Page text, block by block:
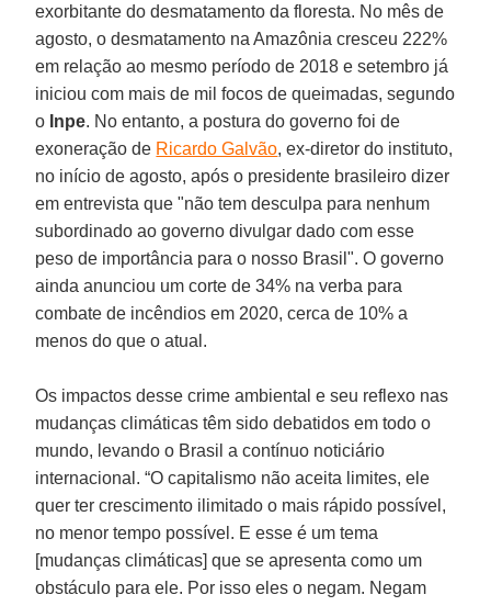
exorbitante do desmatamento da floresta. No mês de
agosto, o desmatamento na Amazônia cresceu 222%
em relação ao mesmo período de 2018 e setembro já
iniciou com mais de mil focos de queimadas, segundo
o Inpe. No entanto, a postura do governo foi de
exoneração de Ricardo Galvão, ex-diretor do instituto,
no início de agosto, após o presidente brasileiro dizer
em entrevista que "não tem desculpa para nenhum
subordinado ao governo divulgar dado com esse
peso de importância para o nosso Brasil". O governo
ainda anunciou um corte de 34% na verba para
combate de incêndios em 2020, cerca de 10% a
menos do que o atual.
Os impactos desse crime ambiental e seu reflexo nas
mudanças climáticas têm sido debatidos em todo o
mundo, levando o Brasil a contínuo noticiário
internacional. “O capitalismo não aceita limites, ele
quer ter crescimento ilimitado o mais rápido possível,
no menor tempo possível. E esse é um tema
[mudanças climáticas] que se apresenta como um
obstáculo para ele. Por isso eles o negam. Negam